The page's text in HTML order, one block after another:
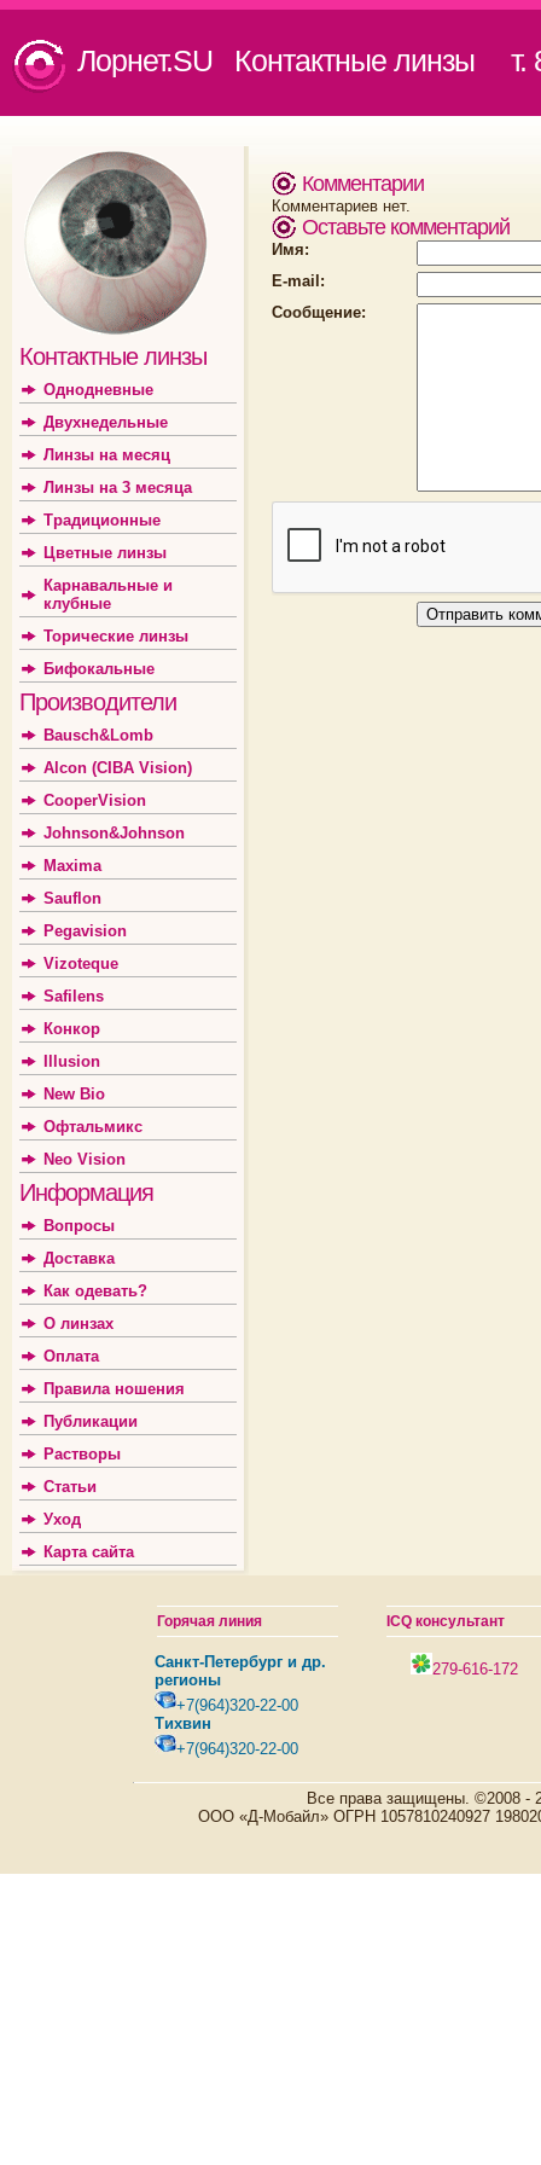
Лорнет.SU Контактные линзы т.
Контактные линзы
Однодневные
Двухнедельные
Линзы на месяц
Линзы на 3 месяца
Традиционные
Цветные линзы
Карнавальные и
клубные
Торические линзы
Бифокальные
Производители
Bausch&Lomb
Alcon (CIBA Vision)
CooperVision
Johnson&Johnson
Maxima
Sauflon
Pegavision
Vizoteque
Safilens
Конкор
Illusion
New Bio
Офтальмикс
Neo Vision
Информация
Вопросы
Доставка
Как одевать?
О линзах
Оплата
Правила ношения
Публикации
Растворы
Статьи
Уход
Карта сайта
Комментарии
Комментариев нет.
Оставьте комментарий
Имя:
E-mail:
Сообщение:
Горячая линия
Санкт-Петербург и др.
регионы
+7(964)320-22-00
Тихвин
+7(964)320-22-00
ICQ консультант
279-616-172
Все права защищены. ©2008 -
ООО «Д-Мобайл» ОГРН 1057810240927